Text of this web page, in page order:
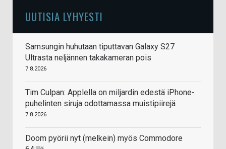
UUTISIA LYHYESTI
Samsungin huhutaan tiputtavan Galaxy S27
Ultrasta neljännen takakameran pois
7.8.2026
Tim Culpan: Applella on miljardin edestä iPhone-
puhelinten siruja odottamassa muistipiirejä
7.8.2026
Doom pyörii nyt (melkein) myös Commodore